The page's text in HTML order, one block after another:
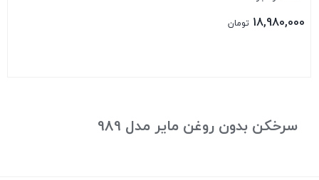
18,980,000 تومان
سرخکن بدون روغن مایر مدل 989